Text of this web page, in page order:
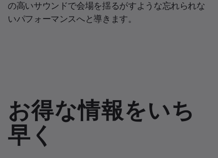
の高いサウンドで会場を揺るがすような忘れられな
いパフォーマンスへと導きます。
お得な情報をいち
早く